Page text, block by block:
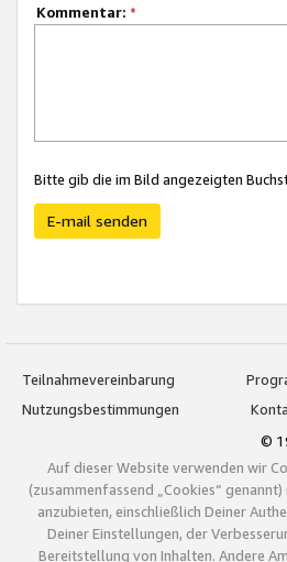
Kommentar: *
Bitte gib die im Bild angezeigten
E-mail senden
Teilnahmevereinbarung
Nutzungsbestimmungen
©
Auf dieser Website verwenden wir
(zusammenfassend „Cookies“
anzubieten, einschließlich Deiner
Deiner Einstellungen, der
Bereitstellung von Inhalten. Andere